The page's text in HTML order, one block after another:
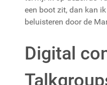
een boot zit, dan kan
beluisteren door de
Digital